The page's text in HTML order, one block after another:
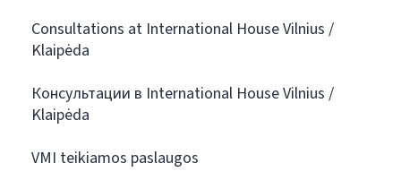
Consultations at International House Vilnius /
Klaipėda
Консультации в International House Vilnius /
Klaipėda
VMI teikiamos paslaugos